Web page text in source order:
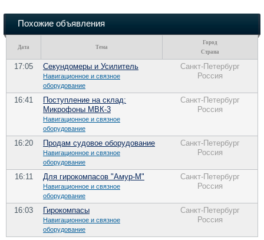
Похожие объявления
Дата Тема
Город
Страна
17:05 Секундомеры и Усилитель
Навигационное и связное
оборудование
Санкт-Петербург
Россия
16:41
Поступление на склад:
Микрофоны МВК-3
Навигационное и связное
оборудование
Санкт-Петербург
Россия
16:20 Продам судовое оборудование
Навигационное и связное
оборудование
Санкт-Петербург
Россия
16:11 Для гирокомпасов "Амур-М"
Навигационное и связное
оборудование
Санкт-Петербург
Россия
16:03 Гирокомпасы
Навигационное и связное
оборудование
Санкт-Петербург
Россия